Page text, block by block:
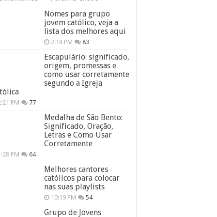
Nomes para grupo
jovem católico, veja a
lista dos melhores aqui
2:18 PM 83
Escapulário: significado,
origem, promessas e
como usar corretamente
segundo a Igreja
PM 77
Medalha de São Bento:
Significado, Oração,
Letras e Como Usar
Corretamente
PM 64
Melhores cantores
católicos para colocar
nas suas playlists
10:19 PM 54
Grupo de Jovens